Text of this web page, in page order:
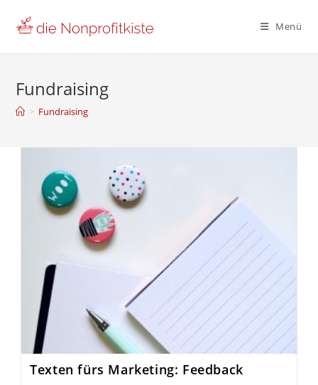
Inhalt
Menü
Fundraising
> Fundraising
Texten fürs Marketing: Feedback